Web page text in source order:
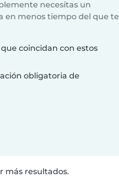
necesitas un
en menos tiempo del que te
coincidan con estos
obligatoria de
más resultados.